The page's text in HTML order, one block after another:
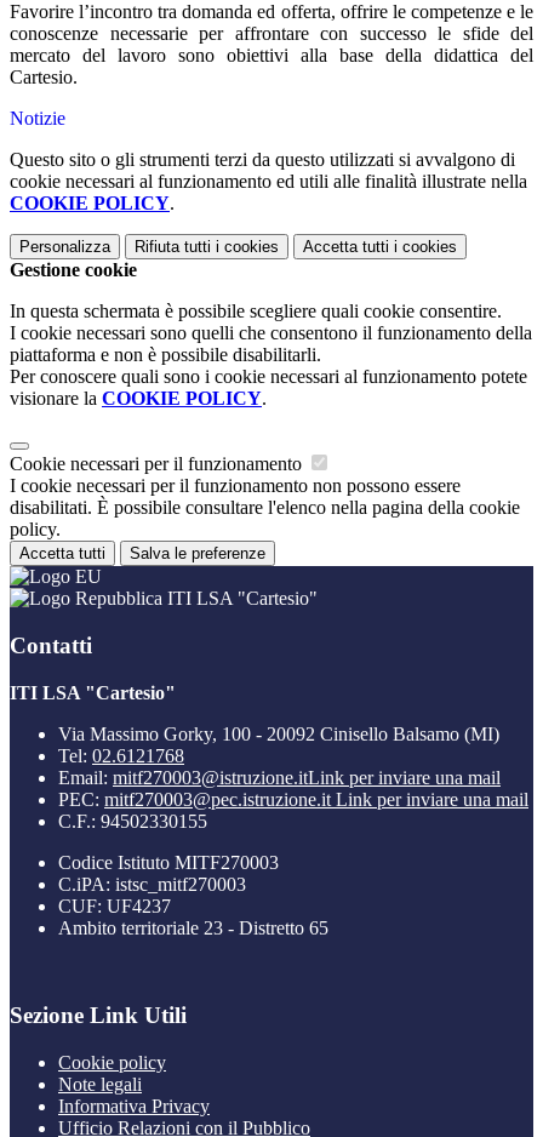
Favorire l’incontro tra domanda ed offerta, offrire le competenze e le
conoscenze necessarie per affrontare con successo le sfide del
mercato del lavoro sono obiettivi alla base della didattica del
Cartesio.
Notizie
Questo sito o gli strumenti terzi da questo utilizzati si avvalgono di
cookie necessari al funzionamento ed utili alle finalità illustrate nella
COOKIE POLICY.
Personalizza Rifiuta tutti i cookies Accetta tutti i cookies
Gestione cookie
In questa schermata è possibile scegliere quali cookie consentire.
I cookie necessari sono quelli che consentono il funzionamento della
piattaforma e non è possibile disabilitarli.
Per conoscere quali sono i cookie necessari al funzionamento potete
visionare la COOKIE POLICY.
Cookie necessari per il funzionamento
I cookie necessari per il funzionamento non possono essere
disabilitati. È possibile consultare l'elenco nella pagina della cookie
policy.
Accetta tutti Salva le preferenze
ITI LSA "Cartesio"
Contatti
ITI LSA "Cartesio"
Via Massimo Gorky, 100 - 20092 Cinisello Balsamo (MI)
Tel: 02.6121768
Email: mitf270003@istruzione.itLink per inviare una mail
PEC: mitf270003@pec.istruzione.it Link per inviare una mail
C.F.: 94502330155
Codice Istituto MITF270003
C.iPA: istsc_mitf270003
CUF: UF4237
Ambito territoriale 23 - Distretto 65
Sezione Link Utili
Cookie policy
Note legali
Informativa Privacy
Ufficio Relazioni con il Pubblico